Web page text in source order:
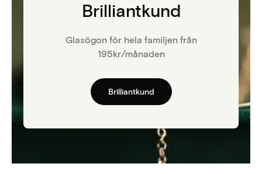
Brilliantkund
Glasögon för hela familjen från
195kr/månaden
Brilliantkund